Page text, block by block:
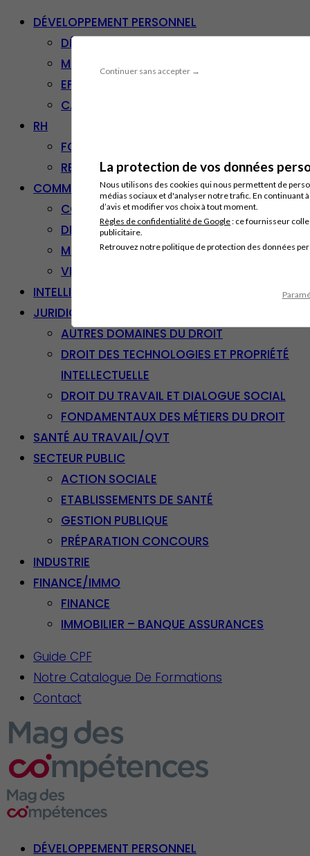
Continuer sans accepter →
La protection de vos données
Nous utilisons des cookies qui nous permettent de
médias sociaux et d'analyser notre trafic. En continuant
d’avis et modifier vos choix à tout moment.
Règles de confidentialité de Google: ce fournisseur
publicitaire.
Retrouvez notre politique de protection des données
DÉVELOPPEMENT PERSONNEL
DÉVELOPPEMENT PERSONNEL
MANAGEMENT
EFFICACITÉ PROFESSIONNELLE
CARRIÈRE & RECONVERSION
RH
FORMATION PROFESSIONNELLE
RESSOURCES HUMAINES
COMMUNICATION/DIGITAL
COMMUNICATION
DIGITAL
MARKETING
VENTE – RELATION CLIENT
INTELLIGENCE ARTIFICIELLE
JURIDIQUE
AUTRES DOMAINES DU DROIT
DROIT DES TECHNOLOGIES ET PROPRIÉTÉ
INTELLECTUELLE
DROIT DU TRAVAIL ET DIALOGUE SOCIAL
FONDAMENTAUX DES MÉTIERS DU DROIT
SANTÉ AU TRAVAIL/QVT
SECTEUR PUBLIC
ACTION SOCIALE
ETABLISSEMENTS DE SANTÉ
GESTION PUBLIQUE
PRÉPARATION CONCOURS
INDUSTRIE
FINANCE/IMMO
FINANCE
IMMOBILIER – BANQUE ASSURANCES
Guide CPF
Notre Catalogue De Formations
Contact
DÉVELOPPEMENT PERSONNEL